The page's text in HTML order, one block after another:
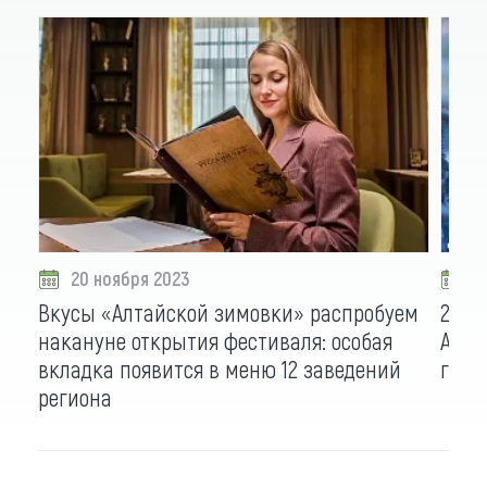
20 ноября 2023
Вкусы «Алтайской зимовки» распробуем
накануне открытия фестиваля: особая
вкладка появится в меню 12 заведений
региона
22